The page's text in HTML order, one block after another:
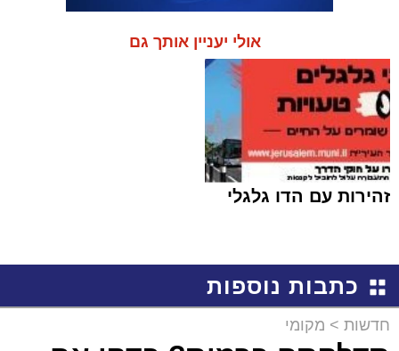
אולי יעניין אותך גם
זהירות עם הדו גלגלי
כתבות נוספות
חדשות > מקומי